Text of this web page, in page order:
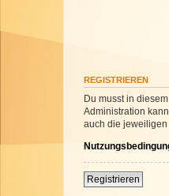
REGISTRIEREN
Du musst in
Administration
auch die jeweiligen
Registrieren